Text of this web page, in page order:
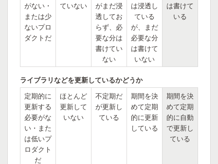
がない・
または少
ないプロ
ダクトだ
ていない
がまだ浸
透してお
らず、必
要な分は
書けてい
ない
は浸透し
ている
が、まだ
必要な分
は書けて
いない
は書けて
いる
ライブラリなどを更新しているかどうか
定期的に
更新する
必要がな
い・また
は低いプ
ロダクト
だ
ほとんど
更新して
いない
不定期だ
が更新し
ている
期間を決
めて定期
的に更新
している
期間を決
めて定期
的に自動
で更新し
ている